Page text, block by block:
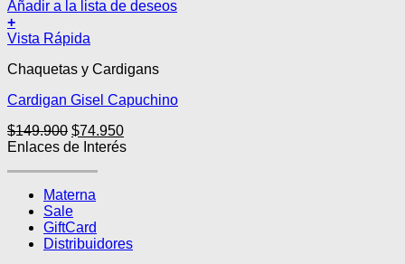
Añadir a la lista de deseos
+
Este
tiene
variantes.
opciones
se
pueden
página
Vista Rápida
Chaquetas y Cardigans
Cardigan Gisel Capuchino
$149.900 El
precio
$149.900.
$74.950El
precio
Enlaces de Interés
Materna
Sale
GiftCard
Distribuidores